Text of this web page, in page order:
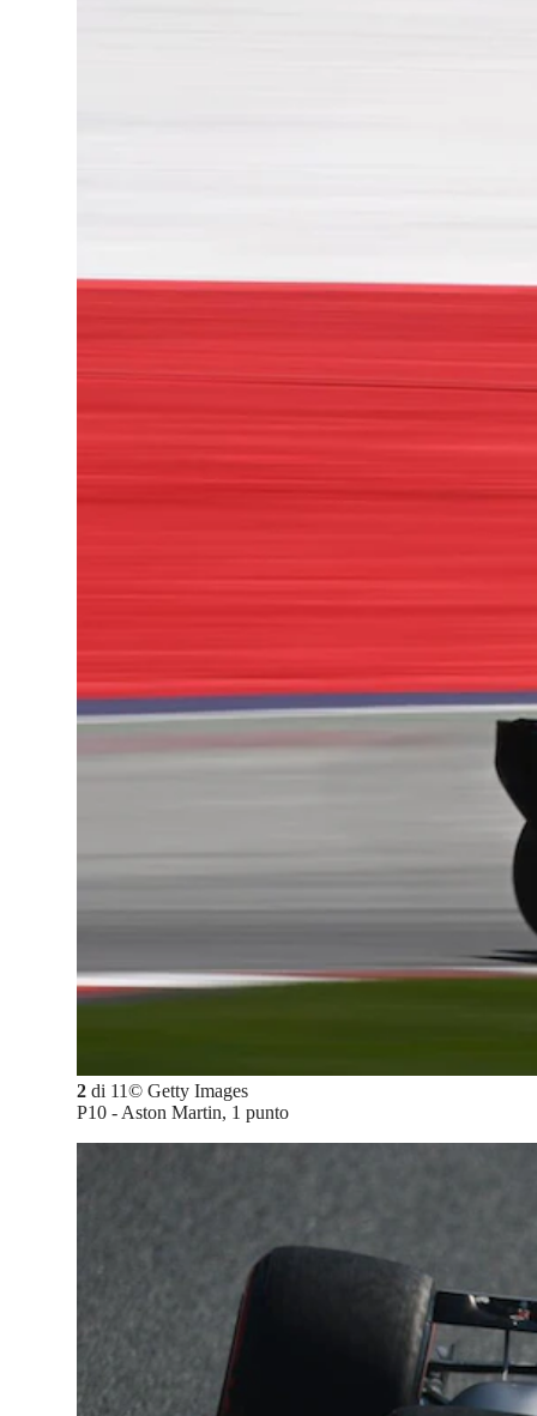
2 di 11© Getty Images
P10 - Aston Martin, 1 punto